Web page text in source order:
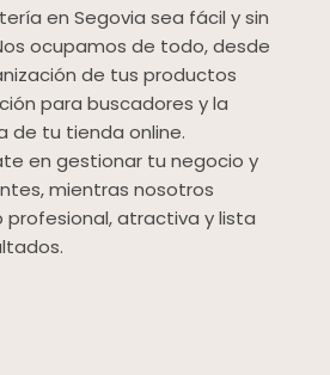
en Segovia sea fácil y sin
ocupamos de todo, desde
de tus productos
para buscadores y la
de tu tienda online.
en gestionar tu negocio y
mientras nosotros
profesional, atractiva y lista